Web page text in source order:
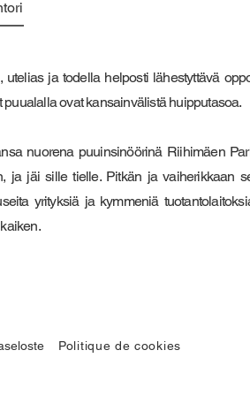
utelias ja todella helposti lähestyttävä
puualalla ovat kansainvälistä huipputasoa.
nuorena puuinsinöörinä Riihimäen
ja jäi sille tielle. Pitkän ja vaiherikkaan
yrityksiä ja kymmeniä
Politique de cookies